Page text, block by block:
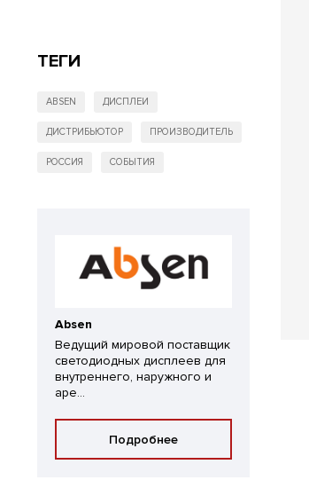
ТЕГИ
ABSEN ДИСПЛЕИ
ДИСТРИБЬЮТОР ПРОИЗВОДИТЕЛЬ
РОССИЯ СОБЫТИЯ
Absen
Ведущий мировой поставщик
светодиодных дисплеев для
внутреннего, наружного и
аре...
Подробнее